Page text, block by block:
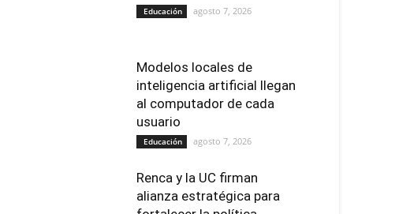
Educación agosto 7, 2026
Modelos locales de
inteligencia artificial llegan
al computador de cada
usuario
Educación agosto 7, 2026
Renca y la UC firman
alianza estratégica para